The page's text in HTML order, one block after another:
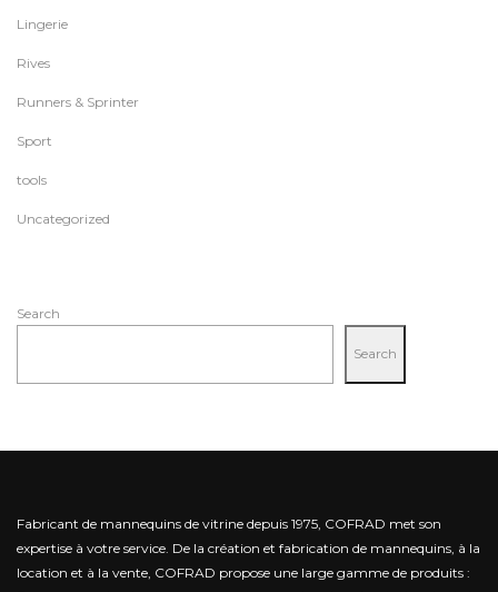
Lingerie
Rives
Runners & Sprinter
Sport
tools
Uncategorized
Search
Search
Fabricant de mannequins de vitrine depuis 1975, COFRAD met son
expertise à votre service. De la création et fabrication de mannequins, à la
location et à la vente, COFRAD propose une large gamme de produits :